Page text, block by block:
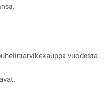
vuodesta